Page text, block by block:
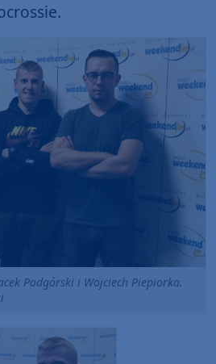
Podgórski i Wojciech Piepiorka.